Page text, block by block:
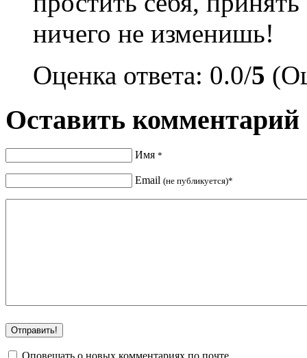
ничего не изменишь!
Оценка ответа: 0.0/5
Оставить комментарий
Имя *
Email (не публикуется)*